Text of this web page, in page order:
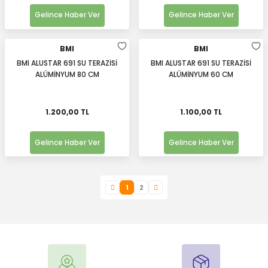
Gelince Haber Ver Gelince Haber Ver
BMI
BMI ALUSTAR 691 SU TERAZİSİ
ALÜMİNYUM 80 CM
1.200,00 TL
Gelince Haber Ver
BMI
BMI ALUSTAR 691 SU TERAZİSİ
ALÜMİNYUM 60 CM
1.100,00 TL
Gelince Haber Ver
1 2